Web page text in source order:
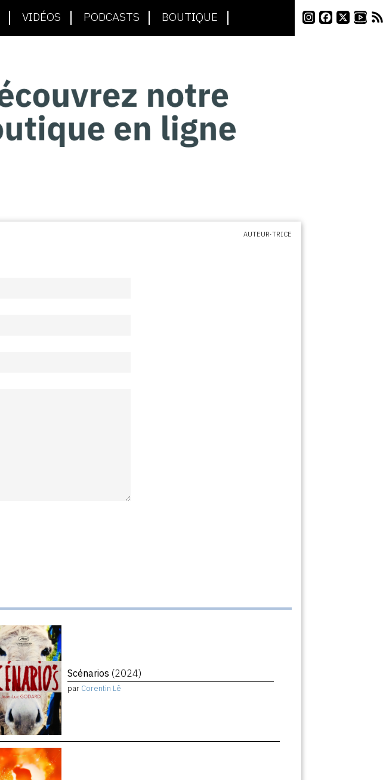
VIDÉOS PODCASTS BOUTIQUE
AUTEUR·TRICE
Scénarios (2024)
par Corentin Lê